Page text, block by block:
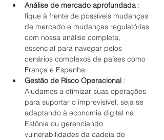
Análise de mercado aprofundada :
fique à frente de possíveis mudanças
de mercado e mudanças regulatórias
com nossa análise completa,
essencial para navegar pelos
cenários complexos de países como
França e Espanha.
Gestão de Risco Operacional :
Ajudamos a otimizar suas operações
para suportar o imprevisível, seja se
adaptando à economia digital na
Estônia ou gerenciando
vulnerabilidades da cadeia de